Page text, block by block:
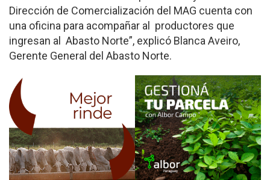
Dirección de Comercialización del MAG cuenta con
una oficina para acompañar al productores que
ingresan al Abasto Norte”, explicó Blanca Aveiro,
Gerente General del Abasto Norte.